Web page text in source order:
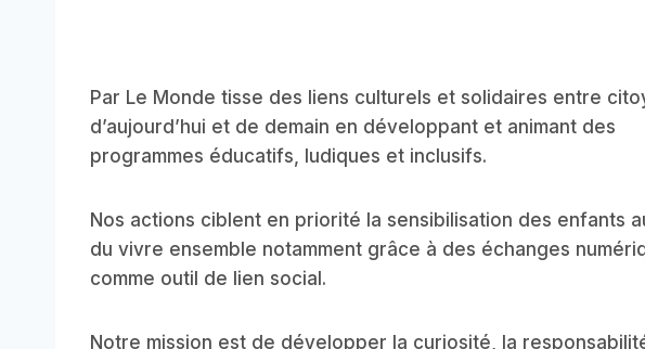
Par Le Monde tisse des liens culturels et solidaires entre
d’aujourd’hui et de demain en développant et animant des
programmes éducatifs, ludiques et inclusifs.
Nos actions ciblent en priorité la sensibilisation des enfants
du vivre ensemble notamment grâce à des échanges
comme outil de lien social.
Notre mission est de développer la curiosité, la